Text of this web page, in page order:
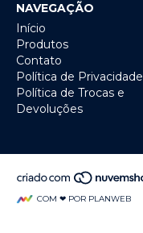
NAVEGAÇÃO
Início
Produtos
Contato
Política de Privacidade
Política de Trocas e
Devoluções
COM ❤ POR PLANWEB